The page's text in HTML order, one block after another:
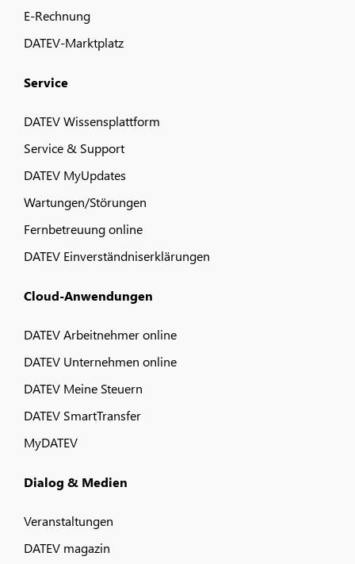
E-Rechnung
DATEV-Marktplatz
Service
DATEV Wissensplattform
Service & Support
DATEV MyUpdates
Wartungen/Störungen
Fernbetreuung online
DATEV Einverständniserklärungen
Cloud-Anwendungen
DATEV Arbeitnehmer online
DATEV Unternehmen online
DATEV Meine Steuern
DATEV SmartTransfer
MyDATEV
Dialog & Medien
Veranstaltungen
DATEV magazin